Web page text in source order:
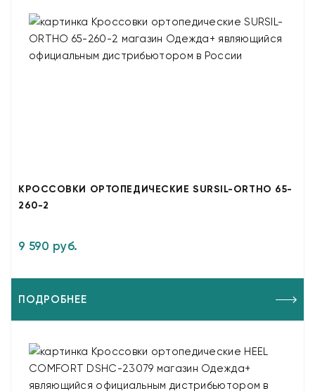
КРОССОВКИ ОРТОПЕДИЧЕСКИЕ SURSIL-ORTHO 65-
260-2
9 590 руб.
ПОДРОБНЕЕ